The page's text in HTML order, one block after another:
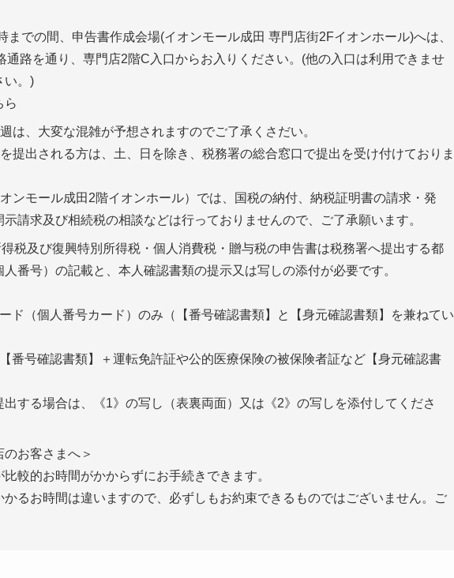
までの間、申告書作成会場(イオンモール成田 専門店街2Fイオンホール)へは、
通路を通り、専門店2階C入口からお入りください。(他の入口は利用できませ
い。)
ら
は、大変な混雑が予想されますのでご了承くさだい。
提出される方は、土、日を除き、税務署の総合窓口で提出を受け付けておりま
ンモール成田2階イオンホール）では、国税の納付、納税証明書の請求・発
請求及び相続税の相談などは行っておりませんので、ご了承願います。
税及び復興特別所得税・個人消費税・贈与税の申告書は税務署へ提出する都
番号）の記載と、本人確認書類の提示又は写しの添付が必要です。
ド（個人番号カード）のみ（【番号確認書類】と【身元確認書類】を兼ねてい
番号確認書類】＋運転免許証や公的医療保険の被保険者証など【身元確認書
する場合は、《1》の写し（表裏両面）又は《2》の写しを添付してくださ
のお客さまへ＞
較的お時間がかからずにお手続きできます。
かるお時間は違いますので、必ずしもお約束できるものではございません。ご